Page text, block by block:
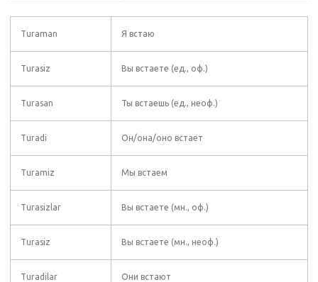
Turaman Я встаю
Turasiz Вы встаете (ед., оф.)
Turasan Ты встаешь (ед., неоф.)
Turadi Он/она/оно встает
Turamiz Мы встаем
Turasizlar Вы встаете (мн., оф.)
Turasiz Вы встаете (мн., неоф.)
Turadilar Они встают